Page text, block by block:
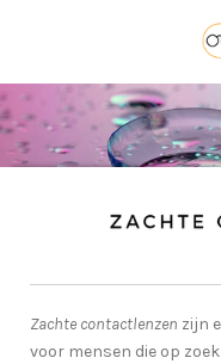
de
hoofdinhoud
Zachte contactlenzen zijn
voor mensen die op